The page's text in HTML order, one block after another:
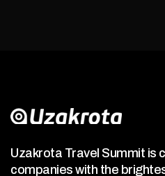
Uzakrota Travel Summit is
companies with the